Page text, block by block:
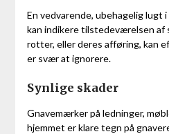
En vedvarende, ubehagelig lugt
kan indikere tilstedeværelsen af
rotter, eller deres afføring, kan
er svær at ignorere.
Synlige skader
Gnavemærker på ledninger,
hjemmet er klare tegn på